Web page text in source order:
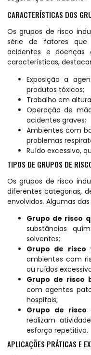
CARACTERÍSTICAS DOS
Os grupos de risco
série de fatores que
acidentes e doenças
características,
Exposição a
produtos tóxicos;
Trabalho em
Operação de
acidentes graves;
Ambientes com
problemas
Ruído excessivo,
TIPOS DE GRUPOS DE
Os grupos de risco
diferentes categorias,
envolvidos. Algumas
Grupo de risco
substâncias
solventes;
Grupo de risco
ambientes com
ou ruídos
Grupo de risco
com agentes
hospitais;
Grupo de risco
realizam
esforço repetitivo.
APLICAÇÕES PRÁTICAS E